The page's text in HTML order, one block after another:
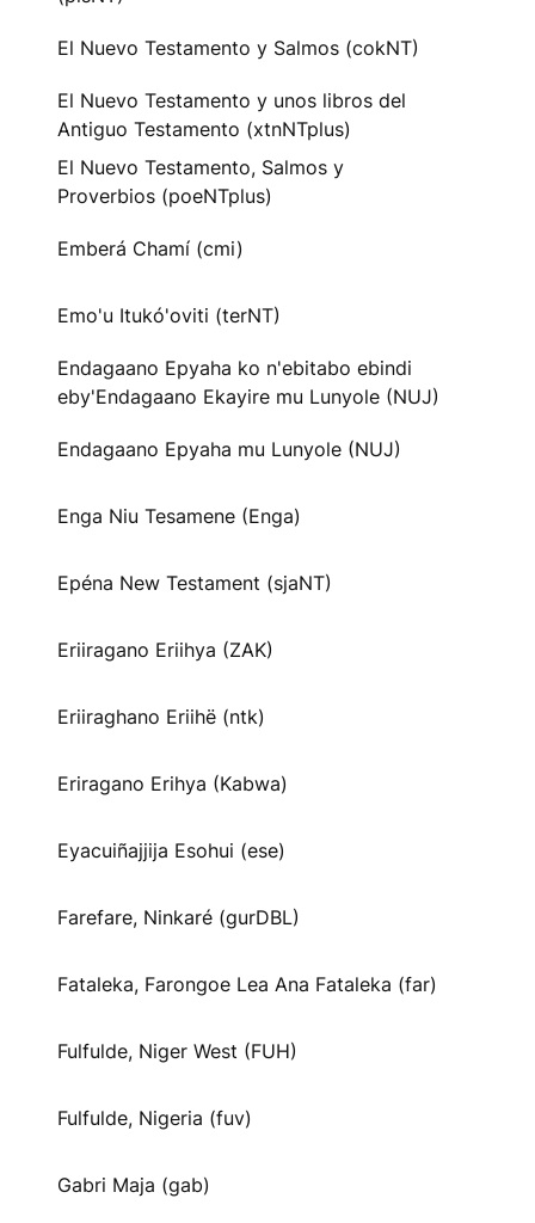
El Nuevo Testamento y Salmos (cokNT)
El Nuevo Testamento y unos libros del
Antiguo Testamento (xtnNTplus)
El Nuevo Testamento, Salmos y
Proverbios (poeNTplus)
Emberá Chamí (cmi)
Emo'u Itukó'oviti (terNT)
Endagaano Epyaha ko n'ebitabo ebindi
eby'Endagaano Ekayire mu Lunyole (NUJ)
Endagaano Epyaha mu Lunyole (NUJ)
Enga Niu Tesamene (Enga)
Epéna New Testament (sjaNT)
Eriiragano Eriihya (ZAK)
Eriiraghano Eriihë (ntk)
Eriragano Erihya (Kabwa)
Eyacuiñajjija Esohui (ese)
Farefare, Ninkaré (gurDBL)
Fataleka, Farongoe Lea Ana Fataleka (far)
Fulfulde, Niger West (FUH)
Fulfulde, Nigeria (fuv)
Gabri Maja (gab)